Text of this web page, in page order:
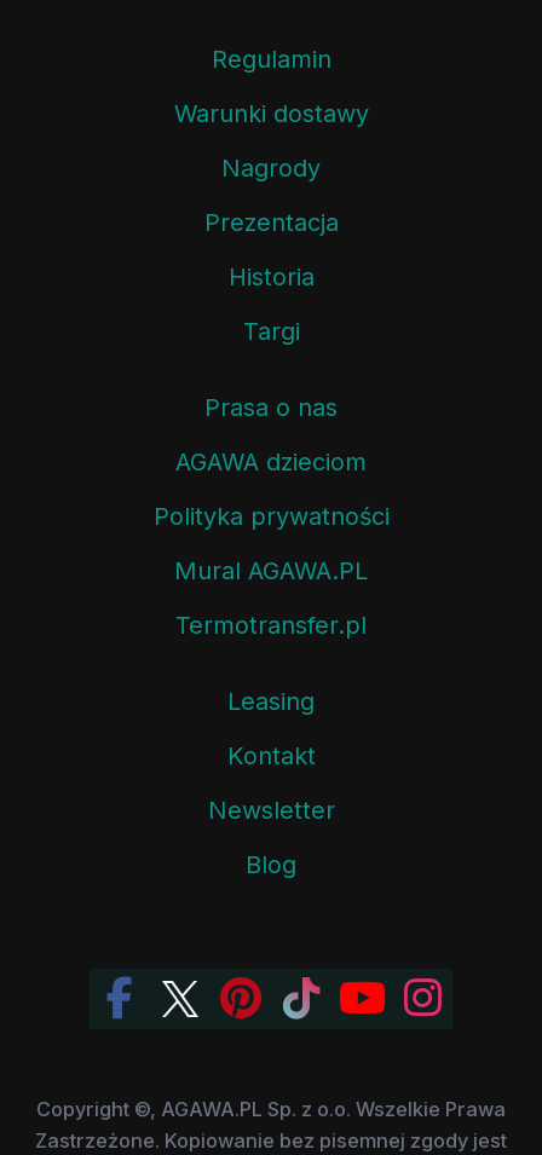
Regulamin
Warunki dostawy
Nagrody
Prezentacja
Historia
Targi
Prasa o nas
AGAWA dzieciom
Polityka prywatności
Mural AGAWA.PL
Termotransfer.pl
Leasing
Kontakt
Newsletter
Blog
Copyright ©, AGAWA.PL Sp. z o.o. Wszelkie Prawa
Zastrzeżone. Kopiowanie bez pisemnej zgody jest